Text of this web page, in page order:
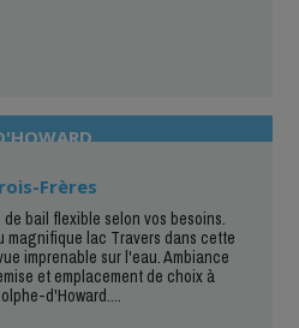
Frères
bail flexible selon vos besoins.
magnifique lac Travers dans cette
imprenable sur l'eau. Ambiance
et emplacement de choix à
d'Howard....